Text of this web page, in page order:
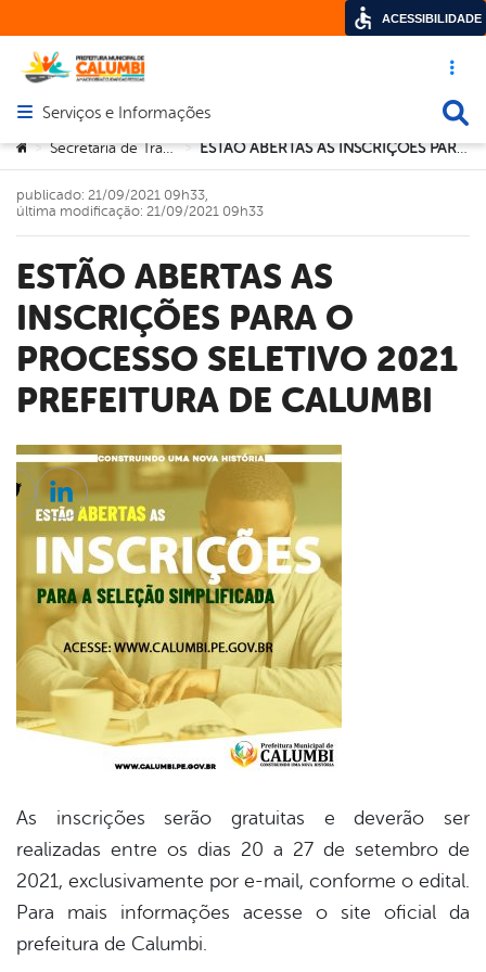
Acesso
Abrir menu principal de navegação
Serviços e Informações
Você está aqui:
> Secretaria de Transportes > ESTÃO ABERTAS AS INSCRIÇÕES PARA O PROCESSO SELETIVO 2021 PREFEITURA DE CALUMBI
ESTÃO ABERTAS AS
INSCRIÇÕES PARA O
PROCESSO SELETIVO 2021
PREFEITURA DE CALUMBI
publicado: 21/09/2021 09h33,
última modificação: 21/09/2021 09h33
As inscrições serão gratuitas e deverão ser
realizadas entre os dias 20 a 27 de setembro de
2021, exclusivamente por e-mail, conforme o edital.
Para mais informações acesse o site oficial da
prefeitura de Calumbi.
Twitter
Linkedin
ACESSIBILIDADE